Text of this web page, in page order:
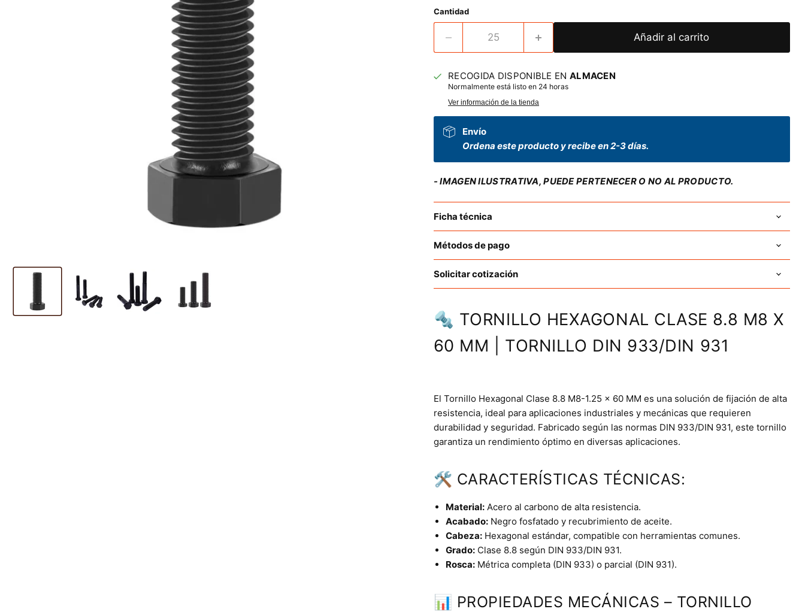
Cantidad
Añadir al carrito
RECOGIDA DISPONIBLE EN ALMACEN
Normalmente está listo en 24 horas
Ver información de la tienda
Envío
Ordena este producto y recibe en 2-3 días.
- IMAGEN ILUSTRATIVA, PUEDE PERTENECER O NO AL PRODUCTO.
Ficha técnica
Métodos de pago
Solicitar cotización
🔩 TORNILLO HEXAGONAL CLASE 8.8 M8 X
60 MM | TORNILLO DIN 933/DIN 931
El Tornillo Hexagonal Clase 8.8 M8-1.25 x 60 MM es una solución de fijación de alta
resistencia, ideal para aplicaciones industriales y mecánicas que requieren
durabilidad y seguridad. Fabricado según las normas DIN 933/DIN 931, este tornillo
garantiza un rendimiento óptimo en diversas aplicaciones.
🛠 CARACTERÍSTICAS TÉCNICAS:
Material:Acero al carbono de alta resistencia.
Acabado:Negro fosfatado y recubrimiento de aceite.
Cabeza:Hexagonal estándar, compatible con herramientas comunes.
Grado:Clase 8.8 según DIN 933/DIN 931.
Rosca:Métrica completa (DIN 933) o parcial (DIN 931).
📊 PROPIEDADES MECÁNICAS – TORNILLO